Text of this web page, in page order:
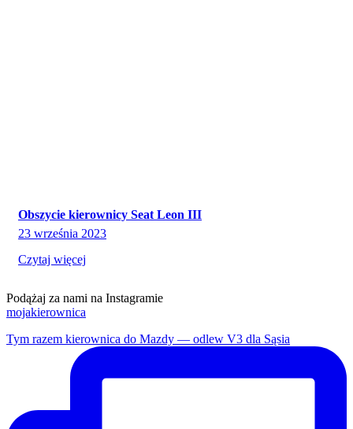
Obszycie kierownicy Seat Leon III
23 września 2023
Czytaj więcej
Podążaj za nami na Instagramie
mojakierownica
Tym razem kierownica do Mazdy — odlew V3 dla Sąsia